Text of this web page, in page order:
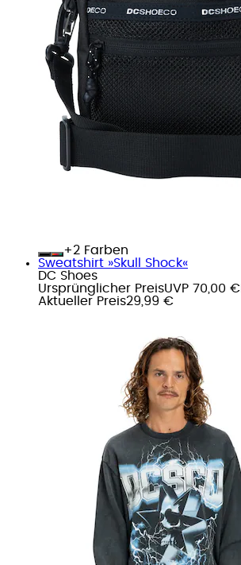
+
Farben
Sweatshirt »Skull Shock«
DC Shoes
Ursprünglicher PreisUVP 70,00 €
Aktueller Preis29,99 €